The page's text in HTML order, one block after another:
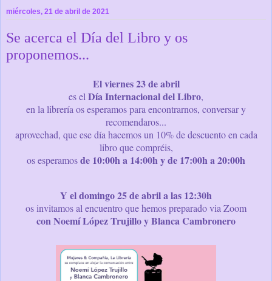
miércoles, 21 de abril de 2021
Se acerca el Día del Libro y os
proponemos...
El viernes 23 de abril
es el Día Internacional del Libro,
en la librería os esperamos para encontrarnos, conversar y
recomendaros...
aprovechad, que ese día hacemos un 10% de descuento en cada
libro que compréis,
os esperamosde 10:00h a 14:00h y de 17:00h a 20:00h
Y el domingo 25 de abril a las 12:30h
os invitamos al encuentro que hemos preparado via Zoom
con Noemí López Trujillo y Blanca Cambronero